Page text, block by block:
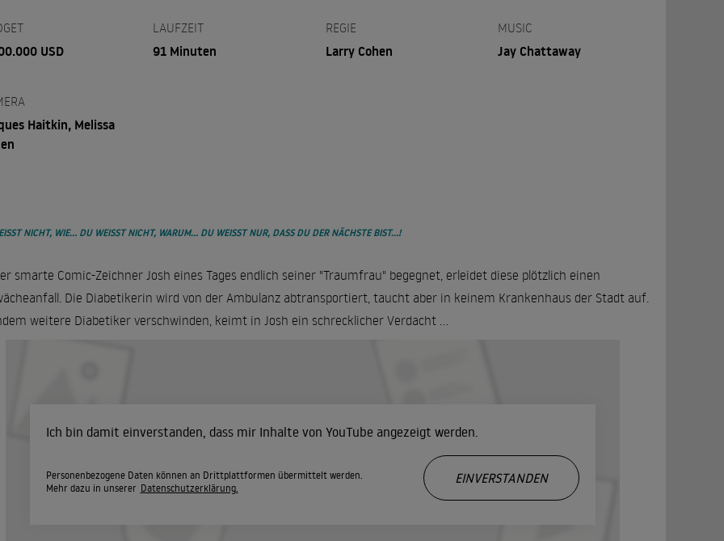
USD
LAUFZEIT
91 Minuten
REGIE
Larry Cohen
MUSIC
Jay Chattaway
Haitkin, Melissa
NICHT, WIE... DU WEISST NICHT, WARUM... DU WEISST NUR, DASS DU DER NÄCHSTE BIST...!
smarte Comic-Zeichner Josh eines Tages endlich seiner "Traumfrau" begegnet, erleidet diese plötzlich einen
Die Diabetikerin wird von der Ambulanz abtransportiert, taucht aber in keinem Krankenhaus der Stadt auf.
weitere Diabetiker verschwinden, keimt in Josh ein schrecklicher Verdacht ...
Ich bin damit einverstanden, dass mir Inhalte von YouTube angezeigt werden.
Personenbezogene Daten können an Drittplattformen übermittelt werden.
Mehr dazu in unserer Datenschutzerklärung.
EINVERSTANDEN